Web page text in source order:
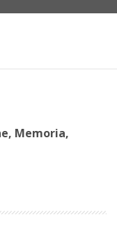
Memoria,